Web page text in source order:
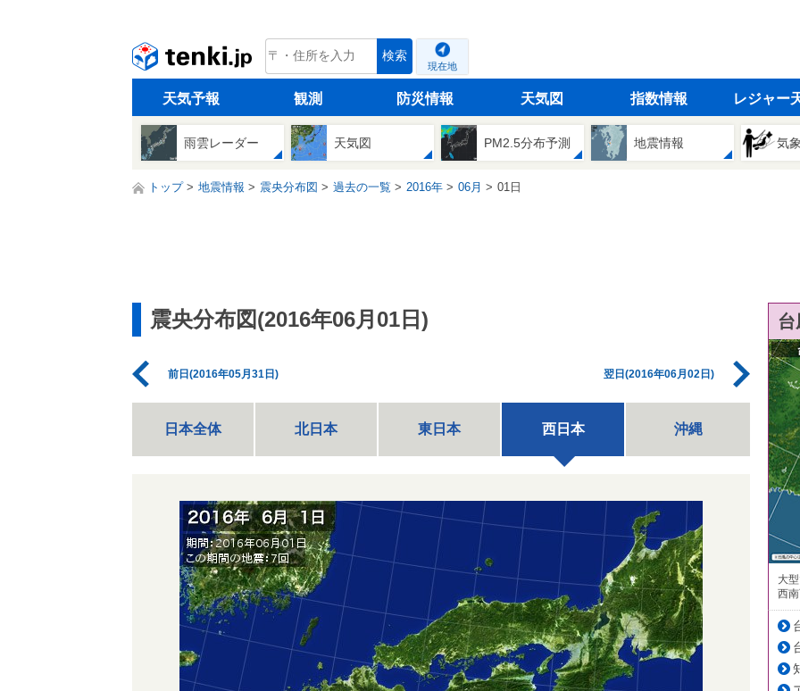
tenki.jp 検索
現在地
天気予報 観測 防災情報 天気図 指数情報 レジャー
雨雲レーダー 天気図 PM2.5分布予測 地震情報 気
トップ 地震情報 震央分布図 過去の一覧 2016年 06月 01日
震央分布図(2016年06月01日)
前日(2016年05月31日) 翌日(2016年06月02日)
日本全体 北日本 東日本 西日本 沖縄
大
西